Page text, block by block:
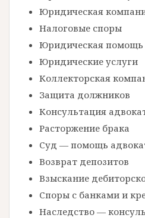
Юридическая
Налоговые споры
Юридическая помощь
Юридические услуги
Коллекторская
Защита должников
Консультация
Расторжение брака
Суд — помощь
Возврат депозитов
Взыскание
Споры с банками и
Наследство —